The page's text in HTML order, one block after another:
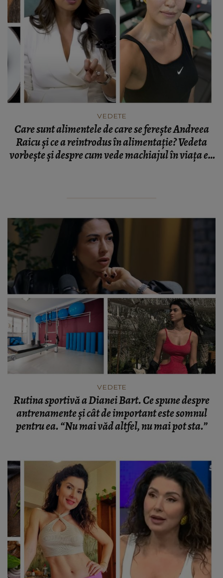
VEDETE
Care sunt alimentele de care se ferește Andreea
Raicu și ce a reintrodus în alimentație? Vedeta
vorbește și despre cum vede machiajul în viața ei.
VEDETE
Rutina sportivă a Dianei Bart. Ce spune despre
antrenamente și cât de important este somnul
pentru ea. “Nu mai văd altfel, nu mai pot sta.”